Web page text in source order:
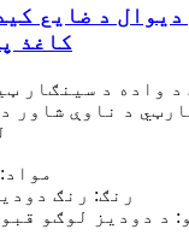
د ضایع
کاغذ
رنګ: رنګ
د دودیز لوګو